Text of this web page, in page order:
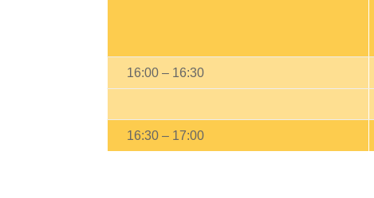
16:00 – 16:30
16:30 – 17:00